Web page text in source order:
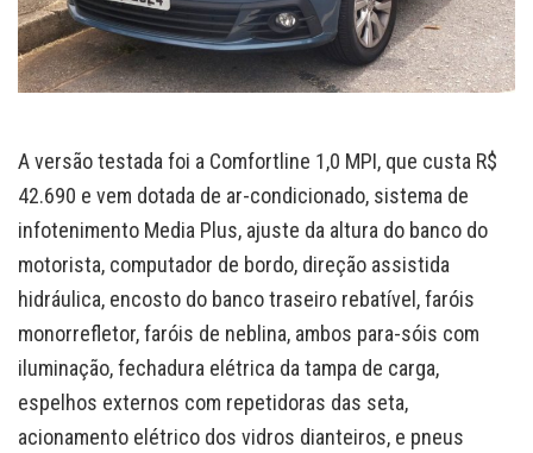
A versão testada foi a Comfortline 1,0 MPI, que custa R$
42.690 e vem dotada de ar-condicionado, sistema de
infotenimento Media Plus, ajuste da altura do banco do
motorista, computador de bordo, direção assistida
hidráulica, encosto do banco traseiro rebatível, faróis
monorrefletor, faróis de neblina, ambos para-sóis com
iluminação, fechadura elétrica da tampa de carga,
espelhos externos com repetidoras das seta,
acionamento elétrico dos vidros dianteiros, e pneus